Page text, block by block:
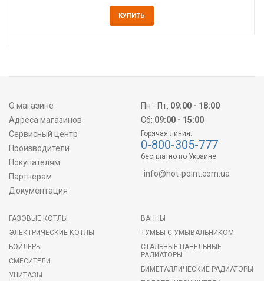
КУПИТЬ
О магазине
Адреса магазинов
Сервисный центр
Производители
Покупателям
Партнерам
Документация
Пн - Пт: 09:00 - 18:00
Сб: 09:00 - 15:00
Горячая линия:
0-800-305-777
бесплатно по Украине
info@hot-point.com.ua
ГАЗОВЫЕ КОТЛЫ
ЭЛЕКТРИЧЕСКИЕ КОТЛЫ
БОЙЛЕРЫ
СМЕСИТЕЛИ
УНИТАЗЫ
ВАННЫ
ТУМБЫ С УМЫВАЛЬНИКОМ
СТАЛЬНЫЕ ПАНЕЛЬНЫЕ
РАДИАТОРЫ
БИМЕТАЛЛИЧЕСКИЕ РАДИАТОРЫ